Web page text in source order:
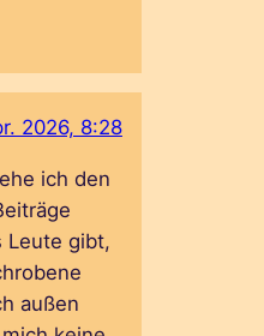
2026, 8:28
ich den
Leute gibt,
außen